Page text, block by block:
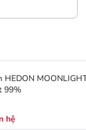
HEDON
99%
hệ